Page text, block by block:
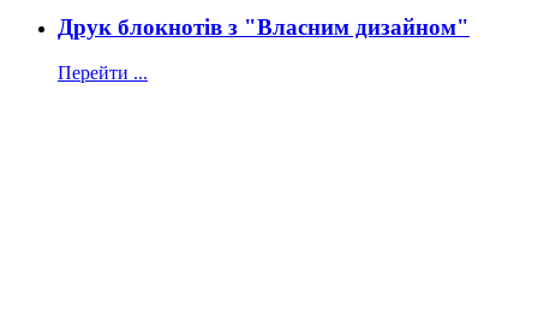
Друк блокнотів з "Власним дизайном"
Перейти ...